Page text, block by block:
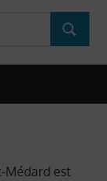
SEARCH
Médard est